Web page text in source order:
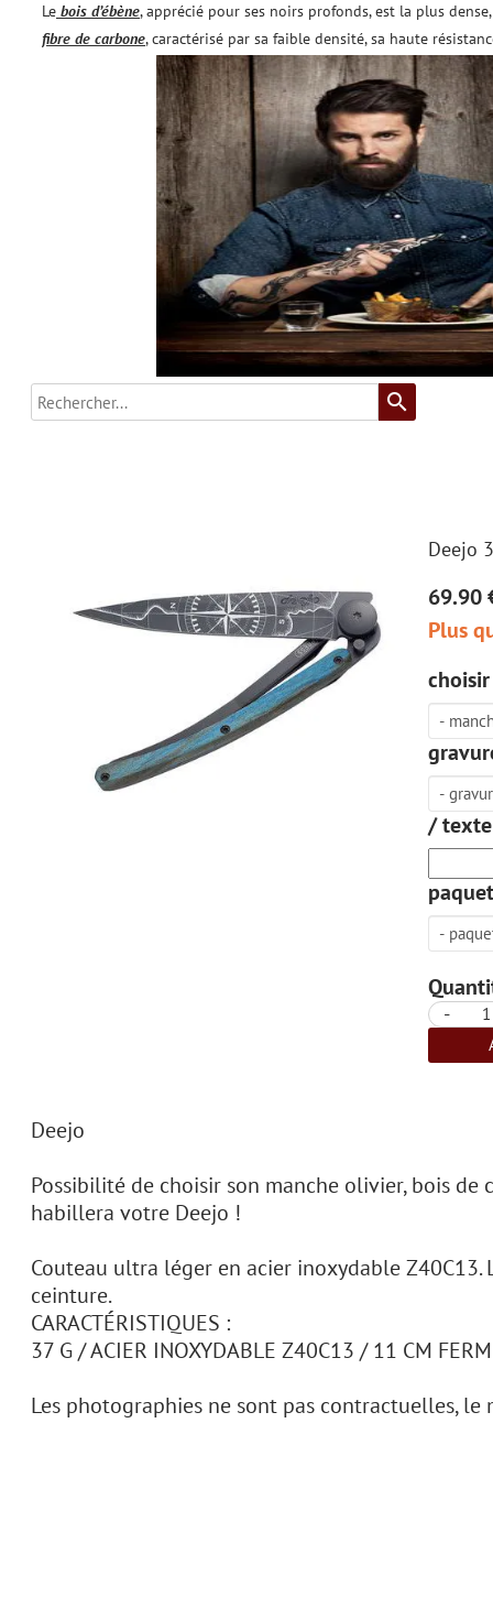
Le bois d’ébène, apprécié pour ses noirs profonds, est la plus
fibre de carbone, caractérisé par sa faible densité, sa haute
search
Deejo
69.90
Plus
/
-
Deejo
Possibilité de choisir son manche olivier, bois
habillera votre Deejo !
Couteau ultra léger en acier inoxydable
ceinture.
CARACTÉRISTIQUES :
37 G / ACIER INOXYDABLE Z40C13 / 11 CM
Les photographies ne sont pas contractuelles,